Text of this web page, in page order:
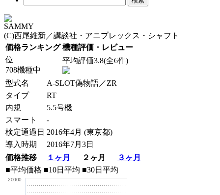
SAMMY
(C)西尾維新／講談社・アニプレックス・シャフト
価格ランキング 機種評価・レビュー
位
708機種中
平均評価3.8(全6件)
型式名
A-SLOT偽物語／ZR
タイプ
RT
内規
5.5号機
スマート
-
検定通過日 2016年4月 (東京都)
導入時期
2016年7月3日
価格推移
１ヶ月 ２ヶ月
３ヶ月
■平均価格 ■10日平均 ■30日平均
20000